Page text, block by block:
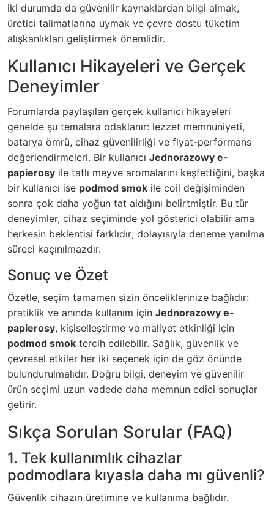
iki durumda da güvenilir kaynaklardan bilgi almak,
üretici talimatlarına uymak ve çevre dostu tüketim
alışkanlıkları geliştirmek önemlidir.
Kullanıcı Hikayeleri ve Gerçek
Deneyimler
Forumlarda paylaşılan gerçek kullanıcı hikayeleri
genelde şu temalara odaklanır: lezzet memnuniyeti,
batarya ömrü, cihaz güvenilirliği ve fiyat-performans
değerlendirmeleri. Bir kullanıcı Jednorazowy e-
papierosy ile tatlı meyve aromalarını keşfettiğini, başka
bir kullanıcı ise podmod smok ile coil değişiminden
sonra çok daha yoğun tat aldığını belirtmiştir. Bu tür
deneyimler, cihaz seçiminde yol gösterici olabilir ama
herkesin beklentisi farklıdır; dolayısıyla deneme yanılma
süreci kaçınılmazdır.
Sonuç ve Özet
Özetle, seçim tamamen sizin önceliklerinize bağlıdır:
pratiklik ve anında kullanım için Jednorazowy e-
papierosy, kişiselleştirme ve maliyet etkinliği için
podmod smok tercih edilebilir. Sağlık, güvenlik ve
çevresel etkiler her iki seçenek için de göz önünde
bulundurulmalıdır. Doğru bilgi, deneyim ve güvenilir
ürün seçimi uzun vadede daha memnun edici sonuçlar
getirir.
Sıkça Sorulan Sorular (FAQ)
1. Tek kullanımlık cihazlar
podmodlara kıyasla daha mı güvenli?
Güvenlik cihazın üretimine ve kullanıma bağlıdır.